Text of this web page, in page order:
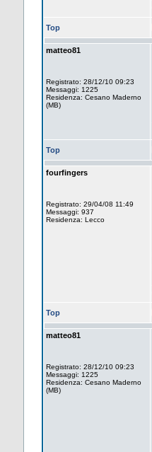
Top
matteo81
Registrato: 28/12/10 09:23
Messaggi: 1225
Residenza: Cesano Maderno
(MB)
Top
fourfingers
Registrato: 29/04/08 11:49
Messaggi: 937
Residenza: Lecco
Top
matteo81
Registrato: 28/12/10 09:23
Messaggi: 1225
Residenza: Cesano Maderno
(MB)